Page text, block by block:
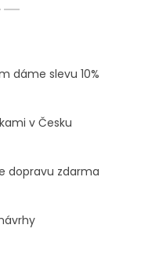
dáme slevu 10%
v Česku
dopravu zdarma